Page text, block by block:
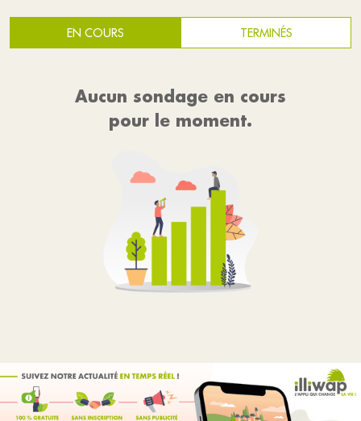
EN COURS TERMINÉS
Aucun sondage en cours
pour le moment.